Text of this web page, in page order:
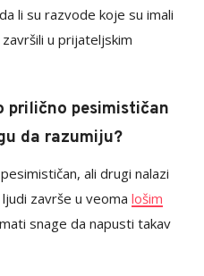
li su razvode koje su imali
u prijateljskim
prilično pesimističan
da razumiju?
ali drugi nalazi
završe u veoma lošim
snage da napusti takav